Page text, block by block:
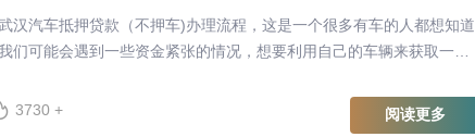
汉汽车抵押贷款（不押车)办理流程，这是一个很多有车的人都想知道
们可能会遇到一些资金紧张的情况，想要利用自己的车辆来获取一些
3730 + 阅读更多